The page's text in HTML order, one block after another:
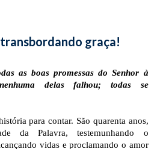
graça!
as boas promessas do Senhor à
delas falhou; todas se
para contar. São quarenta anos,
da Palavra, testemunhando o
vidas e proclamando o amor